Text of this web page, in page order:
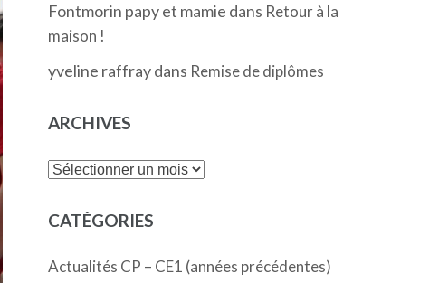
Fontmorin papy et mamie dans Retour à la
maison !
yveline raffraydans Remise de diplômes
ARCHIVES
Archives
CATÉGORIES
Actualités CP – CE1 (années précédentes)